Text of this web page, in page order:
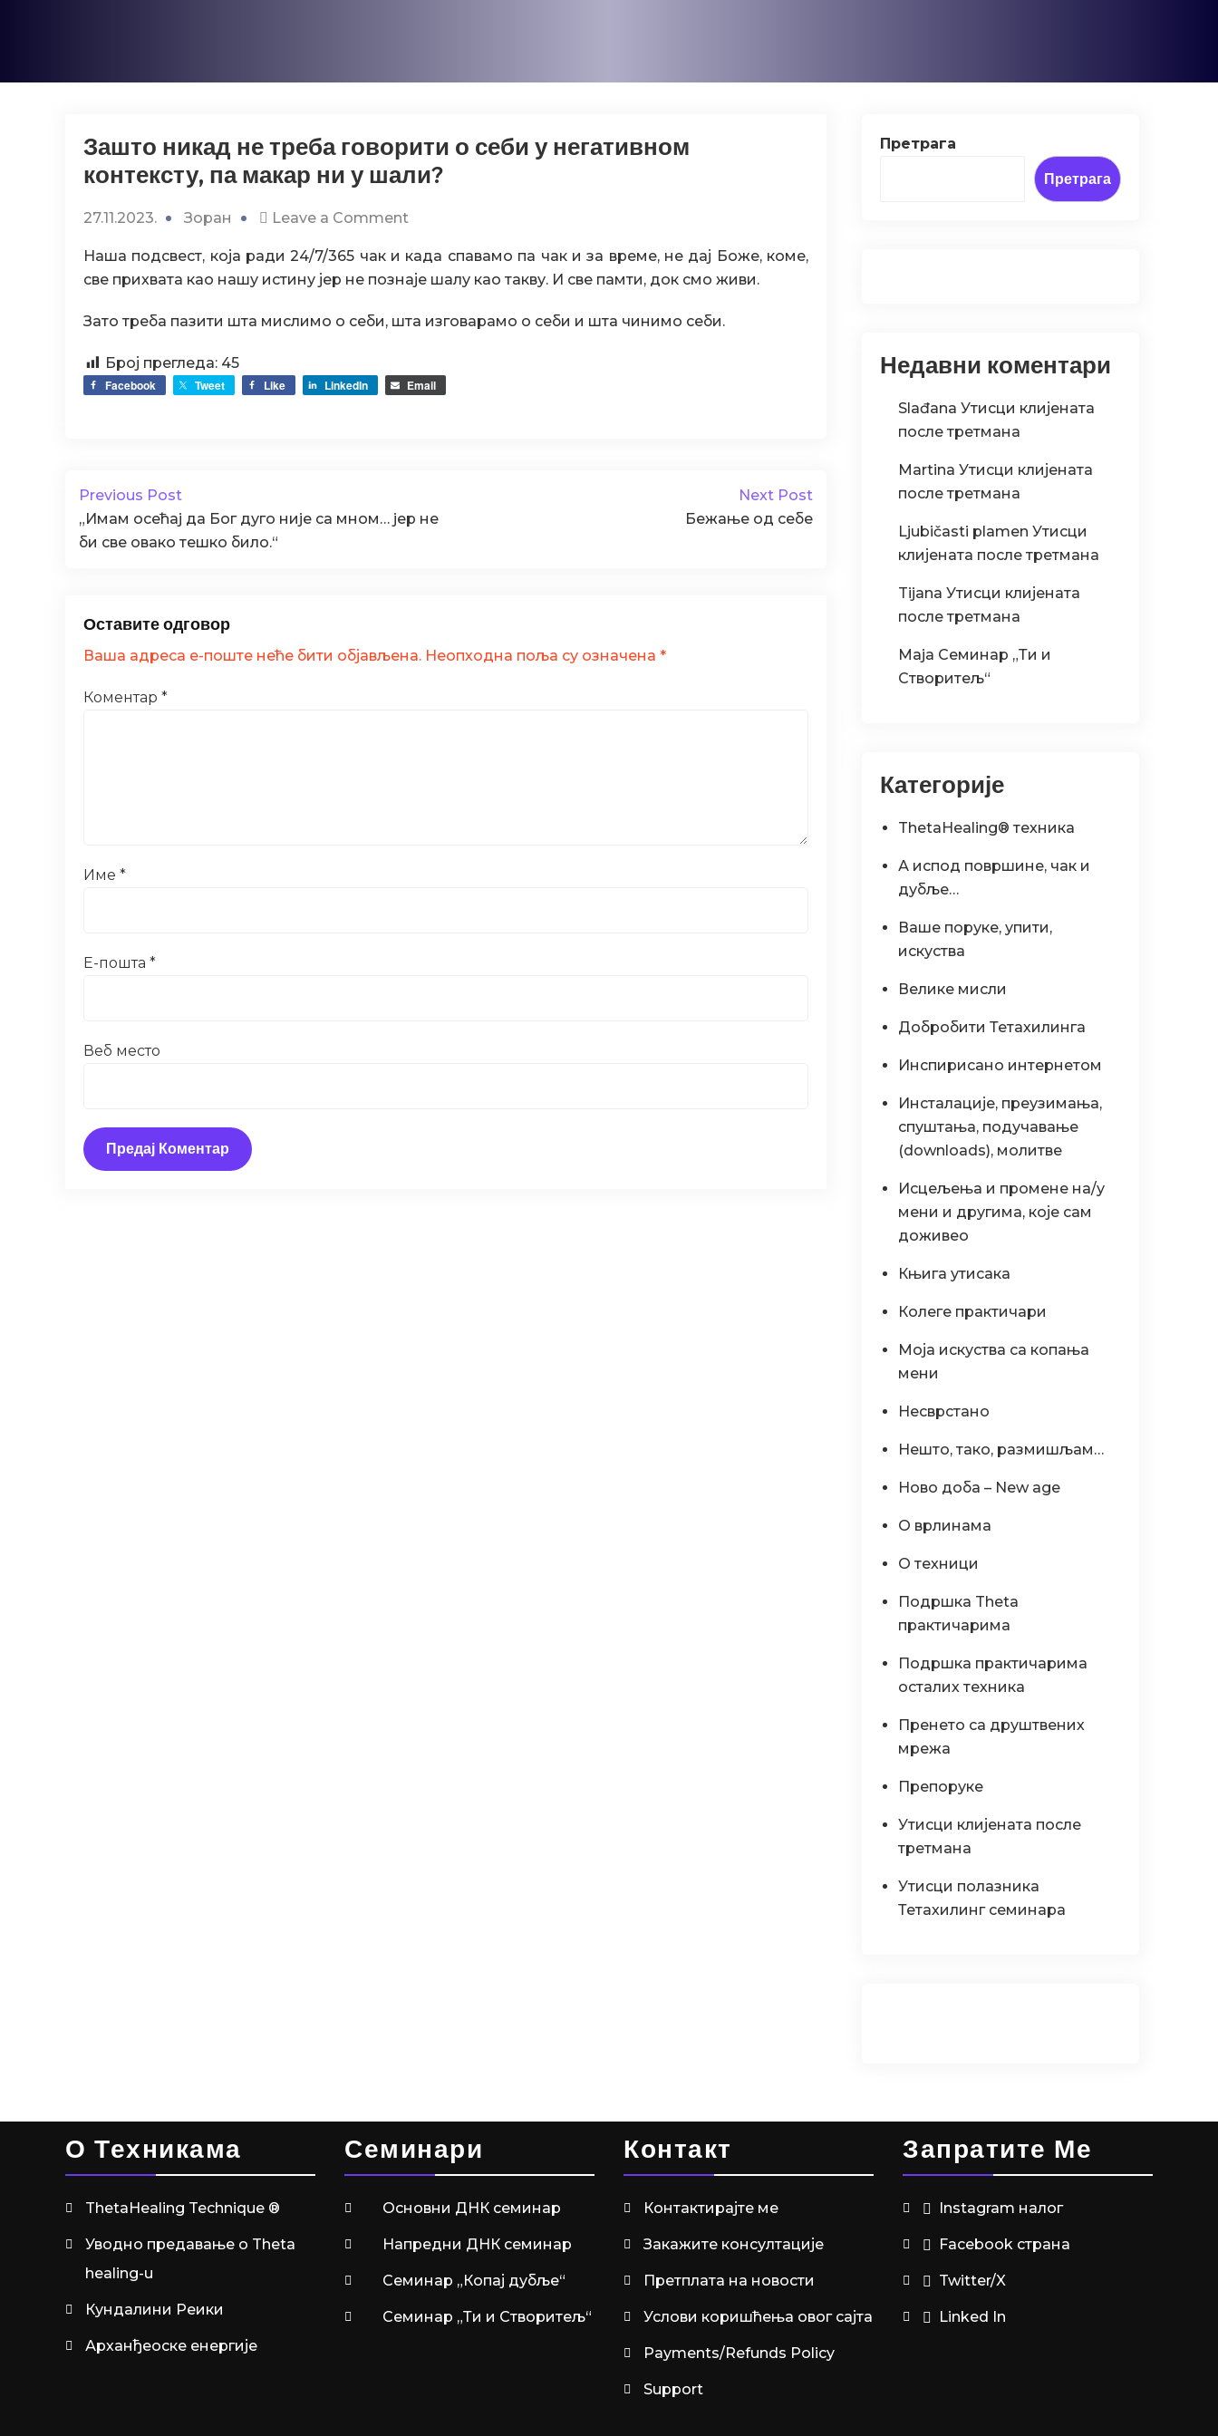
Зашто никад не треба говорити о себи у негативном
контексту, па макар ни у шали?
27.11.2023. Зоран Leave a Commenton
никад
не
говорити
себи
ни
Наша подсвест, која ради 24/7/365 чак и када спавамо па чак и за време, не дај Боже, коме,
све прихвата као нашу истину јер не познаје шалу као такву. И све памти, док смо живи.
Зато треба пазити шта мислимо о себи, шта изговарамо о себи и шта чинимо себи.
Број прегледа: 45
Facebook Tweet Like LinkedIn Email
Previous Post
„Имaм oсeћaj дa Бoг дугo ниje сa мнoм… jeр нe
би свe oвaкo тeшкo билo.“
Next Post
Бежање од себе
Оставите одговор
Ваша адреса е-поште неће бити објављена. Неопходна поља су означена *
Коментар *
Име *
Е-пошта *
Веб место
Претрага
Претрага
Недавни коментари
Slađana Утисци клијената
после третмана
Martina Утисци клијената
после третмана
Ljubičasti plamen Утисци
клијената после третмана
Tijana Утисци клијената
после третмана
Maja Семинар „Ти и
Створитељ“
Категорије
ThetaHealing® техника
А испод површине, чак и
дубље…
Ваше поруке, упити,
искуства
Велике мисли
Добробити Тетахилинга
Инспирисано интернетом
Инсталације, преузимања,
спуштања, подучавање
(downloads), молитве
Исцељења и промене на/у
мени и другима, које сам
доживео
Књига утисака
Колеге практичари
Моја искуства са копања
мени
Несврстано
Нешто, тако, размишљам…
Ново доба – New age
О врлинама
О техници
Подршка Theta
практичарима
Подршка практичарима
осталих техника
Пренето са друштвених
мрежа
Препоруке
Утисци клијената после
третмана
Утисци полазника
Тетахилинг семинара
О Техникама
ThetaHealing Technique ®
Уводно предавање о Theta
healing-u
Кундалини Реики
Арханђеоске енергије
Семинари
Основни ДНК семинар
Напредни ДНК семинар
Семинар „Копај дубље“
Семинар „Ти и Створитељ“
Контакт
Контактирајте ме
Закажите консултације
Претплата на новости
Услови коришћења овог сајта
Payments/Refunds Policy
Support
Запратите Ме
Instagram налог
Facebook страна
Twitter/X
Linked In